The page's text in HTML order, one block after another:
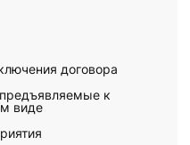
договора
к
виде